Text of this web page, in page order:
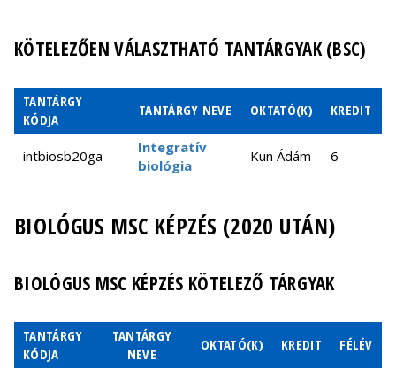
KÖTELEZŐEN VÁLASZTHATÓ TANTÁRGYAK (BSC)
TANTÁRGY
KÓDJA
TANTÁRGY NEVE OKTATÓ(K) KREDIT
intbiosb20ga
Integratív
biológia
Kun Ádám 6
Állat- és
terepgyakorlat
okomoab22ea
modellek és
alkalmazásaik
EA
Oborny
Beáta
BIOLÓGUS MSC KÉPZÉS (2020 UTÁN)
BIOLÓGUS MSC KÉPZÉS KÖTELEZŐ TÁRGYAK
TANTÁRGY
KÓDJA
TANTÁRGY
NEVE
OKTATÓ(K) KREDIT FÉLÉV